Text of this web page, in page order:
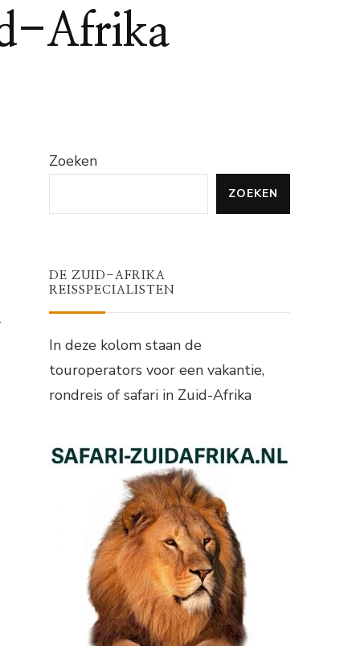
Afrika
Zoeken
ZOEKEN
DE ZUID-AFRIKA
REISSPECIALISTEN
In deze kolom staan de
touroperators voor een vakantie,
rondreis of safari in Zuid-Afrika